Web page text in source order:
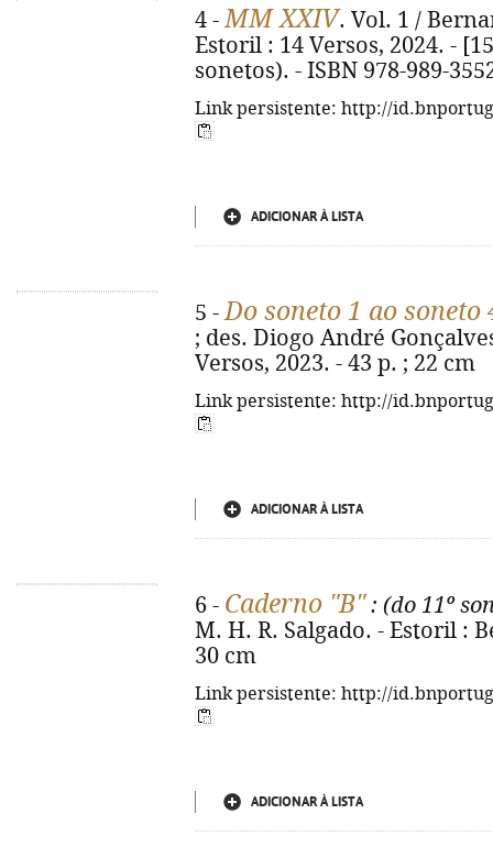
4 -MM XXIV. Vol. 1 /
Estoril : 14 Versos, 2024. -
sonetos). - ISBN 978-989-
Link persistente: http://
ADICIONAR À LISTA
5 -Do soneto 1 ao soneto
; des. Diogo André
Versos, 2023. - 43 p. ; 22 cm
Link persistente: http://
ADICIONAR À LISTA
6 - Caderno "B": (do 11º
M. H. R. Salgado. - Estoril :
30 cm
Link persistente: http://
ADICIONAR À LISTA